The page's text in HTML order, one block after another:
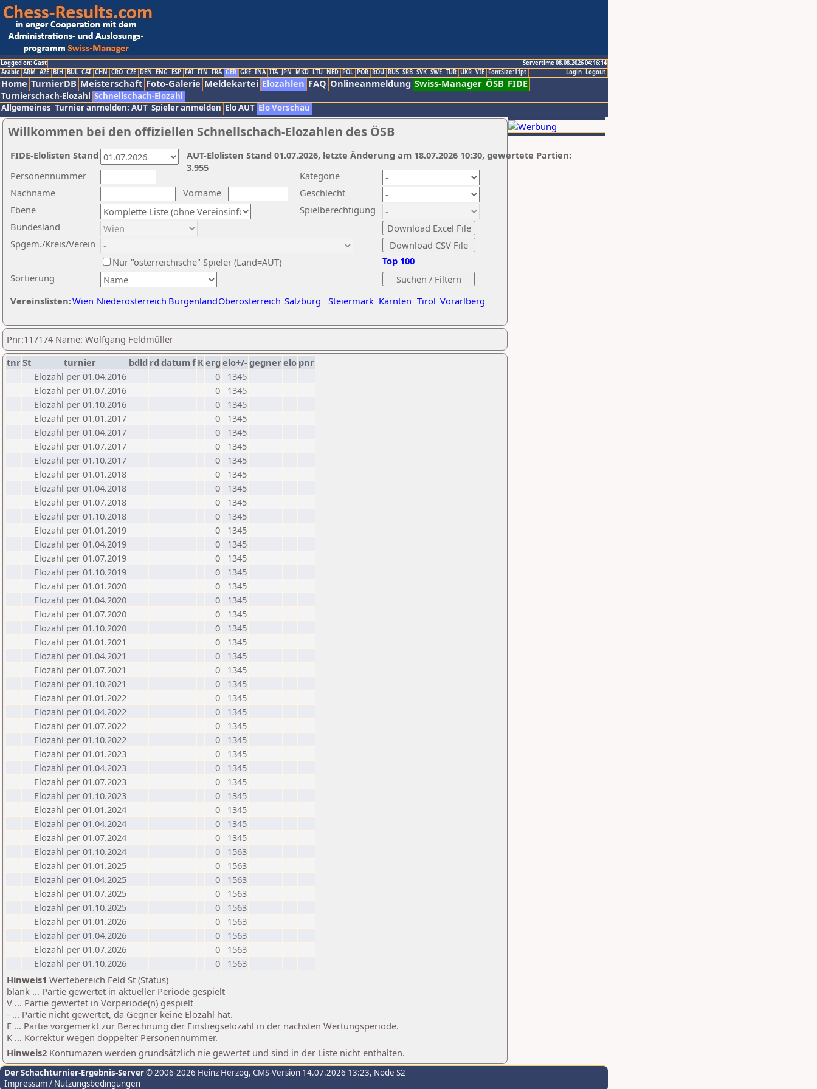
Logged on: Gast
Servertime 08.08.2026 04:16:14
Logout
Login
Arabic ARM AZE BIH BUL CAT CHN CRO CZE DEN ENG ESP FAI FIN FRA GER GRE INA ITA JPN MKD LTU NED POL POR ROU RUS SRB SVK SWE TUR UKR VIE FontSize:11pt
Home TurnierDB Meisterschaft Foto-Galerie Meldekartei Elozahlen FAQ Onlineanmeldung Swiss-Manager ÖSB FIDE
Turnierschach-Elozahl Schnellschach-Elozahl
Allgemeines Turnier anmelden: AUT Spieler anmelden Elo AUT Elo Vorschau
Willkommen bei den offiziellen Schnellschach-Elozahlen des ÖSB
Nachname
Vorname
Ebene
Kategorie
Sortierung
Personennummer
Bundesland
Spgem./Kreis/Verein
Geschlecht
Nur "österreichische" Spieler (Land=AUT)
Spielberechtigung
Vereinslisten:Wien Niederösterreich BurgenlandOberösterreich Salzburg Steiermark Kärnten Tirol Vorarlberg
Top 100
AUT-Elolisten Stand 01.07.2026, letzte Änderung am 18.07.2026 10:30, gewertete Partien:
3.955
FIDE-Elolisten Stand
Pnr:117174 Name: Wolfgang Feldmüller
tnrSt turnier bdld rd datumf Kerg elo+/-gegnerelo pnr
Elozahl per 01.04.2016
0
1345
Elozahl per 01.07.2016
0
1345
Elozahl per 01.10.2016
0
1345
Elozahl per 01.01.2017
0
1345
Elozahl per 01.04.2017
0
1345
Elozahl per 01.07.2017
0
1345
Elozahl per 01.10.2017
0
1345
Elozahl per 01.01.2018
0
1345
Elozahl per 01.04.2018
0
1345
Elozahl per 01.07.2018
0
1345
Elozahl per 01.10.2018
0
1345
Elozahl per 01.01.2019
0
1345
Elozahl per 01.04.2019
0
1345
Elozahl per 01.07.2019
0
1345
Elozahl per 01.10.2019
0
1345
Elozahl per 01.01.2020
0
1345
Elozahl per 01.04.2020
0
1345
Elozahl per 01.07.2020
0
1345
Elozahl per 01.10.2020
0
1345
Elozahl per 01.01.2021
0
1345
Elozahl per 01.04.2021
0
1345
Elozahl per 01.07.2021
0
1345
Elozahl per 01.10.2021
0
1345
Elozahl per 01.01.2022
0
1345
Elozahl per 01.04.2022
0
1345
Elozahl per 01.07.2022
0
1345
Elozahl per 01.10.2022
0
1345
Elozahl per 01.01.2023
0
1345
Elozahl per 01.04.2023
0
1345
Elozahl per 01.07.2023
0
1345
Elozahl per 01.10.2023
0
1345
Elozahl per 01.01.2024
0
1345
Elozahl per 01.04.2024
0
1345
Elozahl per 01.07.2024
0
1345
Elozahl per 01.10.2024
0
1563
Elozahl per 01.01.2025
0
1563
Elozahl per 01.04.2025
0
1563
Elozahl per 01.07.2025
0
1563
Elozahl per 01.10.2025
0
1563
Elozahl per 01.01.2026
0
1563
Elozahl per 01.04.2026
0
1563
Elozahl per 01.07.2026
0
1563
Elozahl per 01.10.2026
0
1563
Hinweis1 Wertebereich Feld St (Status)
blank ... Partie gewertet in aktueller Periode gespielt
V ... Partie gewertet in Vorperiode(n) gespielt
- ... Partie nicht gewertet, da Gegner keine Elozahl hat.
E ... Partie vorgemerkt zur Berechnung der Einstiegselozahl in der nächsten Wertungsperiode.
K ... Korrektur wegen doppelter Personennummer.
Hinweis2 Kontumazen werden grundsätzlich nie gewertet und sind in der Liste nicht enthalten.
Der Schachturnier-Ergebnis-Server© 2006-2026 Heinz Herzog, CMS-Version 14.07.2026 13:23, Node S2
Impressum / Nutzungsbedingungen